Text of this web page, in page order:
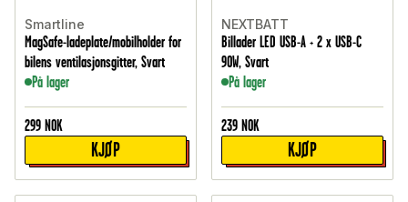
Smartline
MagSafe-ladeplate/mobilholder for
bilens ventilasjonsgitter, Svart
På lager
299 NOK
KJØP
NEXTBATT
Billader LED USB-A + 2 x USB-C
90W, Svart
På lager
239 NOK
KJØP